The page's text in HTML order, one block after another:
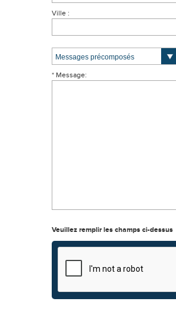
Ville :
* Message:
Veuillez remplir les champs ci-dessus